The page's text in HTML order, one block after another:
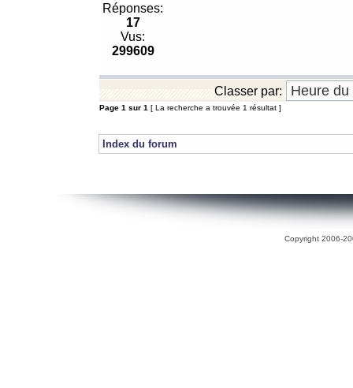
Réponses:
17
Vus:
299609
Classer par:
Page 1 sur 1 [ La recherche a trouvée 1 résultat ]
Index du forum
Copyright 2006-